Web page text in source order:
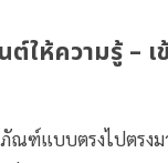
ให้ความรู้ – เ
ณฑ์แบบตรงไปตรงม